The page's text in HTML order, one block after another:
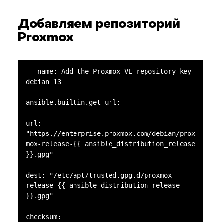
Добавляем репозиторий
Proxmox
debian 13
ansible.builtin.get_url:
url:
"https://enterprise.proxmox.com/debian/prox
mox-release-{{ ansible_distribution_release
}}.gpg"
dest: "/etc/apt/trusted.gpg.d/proxmox-
release-{{ ansible_distribution_release
}}.gpg"
checksum: